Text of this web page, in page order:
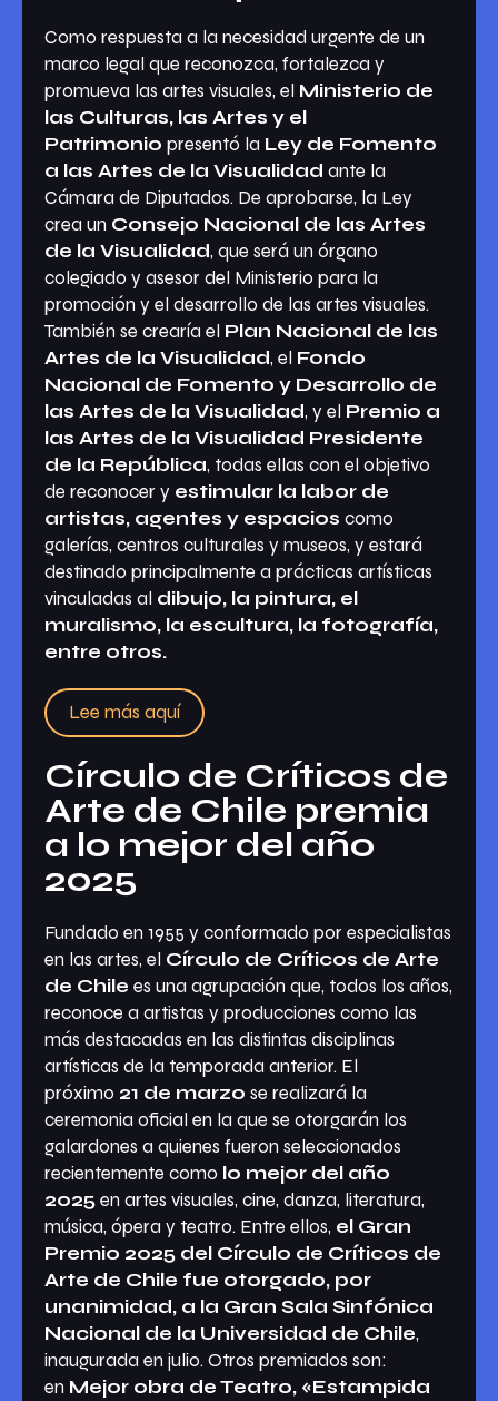
Como respuesta a la necesidad urgente de un
marco legal que reconozca, fortalezca y
promueva las artes visuales, el Ministerio de
las Culturas, las Artes y el
Patrimonio presentó la Ley de Fomento
a las Artes de la Visualidad ante la
Cámara de Diputados. De aprobarse, la Ley
crea un Consejo Nacional de las Artes
de la Visualidad, que será un órgano
colegiado y asesor del Ministerio para la
promoción y el desarrollo de las artes visuales.
También se crearía el Plan Nacional de las
Artes de la Visualidad, el Fondo
Nacional de Fomento y Desarrollo de
las Artes de la Visualidad, y el Premio a
las Artes de la Visualidad Presidente
de la República, todas ellas con el objetivo
de reconocer y estimular la labor de
artistas, agentes y espacios como
galerías, centros culturales y museos, y estará
destinado principalmente a prácticas artísticas
vinculadas al dibujo, la pintura, el
muralismo, la escultura, la fotografía,
entre otros.
Lee más aquí
Círculo de Críticos de
Arte de Chile premia
a lo mejor del año
2025
Fundado en 1955 y conformado por especialistas
en las artes, el Círculo de Críticos de Arte
de Chile es una agrupación que, todos los años,
reconoce a artistas y producciones como las
más destacadas en las distintas disciplinas
artísticas de la temporada anterior. El
próximo 21 de marzo se realizará la
ceremonia oficial en la que se otorgarán los
galardones a quienes fueron seleccionados
recientemente como lo mejor del año
2025en artes visuales, cine, danza, literatura,
música, ópera y teatro. Entre ellos, el Gran
Premio 2025 del Círculo de Críticos de
Arte de Chile fue otorgado, por
unanimidad, a la Gran Sala Sinfónica
Nacional de la Universidad de Chile,
inaugurada en julio. Otros premiados son:
en Mejor obra de Teatro, «Estampida